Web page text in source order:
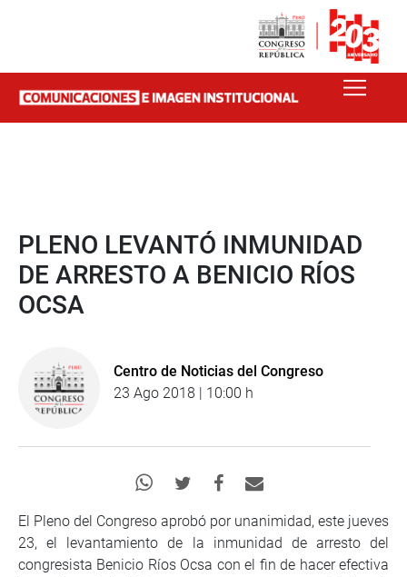
PLENO LEVANTÓ INMUNIDAD
DE ARRESTO A BENICIO RÍOS
OCSA
Centro de Noticias del Congreso
23 Ago 2018 | 10:00 h
El Pleno del Congreso aprobó por unanimidad, este jueves
23, el levantamiento de la inmunidad de arresto del
congresista Benicio Ríos Ocsa con el fin de hacer efectiva